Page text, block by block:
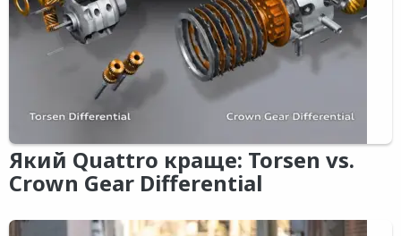
Який Quattro краще: Torsen vs.
Crown Gear Differential